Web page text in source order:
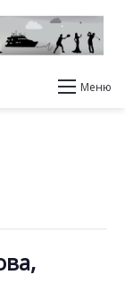
Меню